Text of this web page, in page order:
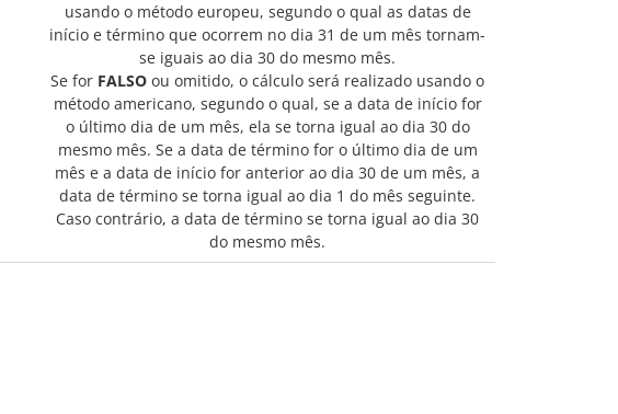
usando o método europeu, segundo o qual as datas de
início e término que ocorrem no dia 31 de um mês tornam-
se iguais ao dia 30 do mesmo mês.
Se for FALSO ou omitido, o cálculo será realizado usando o
método americano, segundo o qual, se a data de início for
o último dia de um mês, ela se torna igual ao dia 30 do
mesmo mês. Se a data de término for o último dia de um
mês e a data de início for anterior ao dia 30 de um mês, a
data de término se torna igual ao dia 1 do mês seguinte.
Caso contrário, a data de término se torna igual ao dia 30
do mesmo mês.